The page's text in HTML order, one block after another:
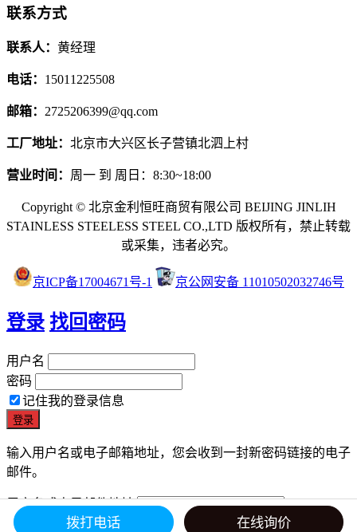
联系方式
联系人： 黄经理
电话： 15011225508
邮箱： 2725206399@qq.com
工厂地址： 北京市大兴区长子营镇北泗上村
营业时间： 周一 到 周日：8:30~18:00
Copyright © 北京金利恒旺商贸有限公司 BEIJING JINLIH
STAINLESS STEELESS STEEL CO.,LTD 版权所有，禁止转载
或采集，违者必究。
京ICP备17004671号-1 京公网安备 11010502032746号
登录 找回密码
用户名
密码
记住我的登录信息
输入用户名或电子邮箱地址，您会收到一封新密码链接的电子
邮件。
用户名或电子邮件地址
拨打电话 在线询价